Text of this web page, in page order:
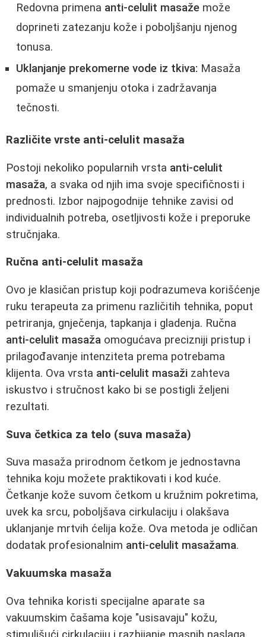
Redovna primena anti-celulit masaže može
doprineti zatezanju kože i poboljšanju njenog
tonusa.
Uklanjanje prekomerne vode iz tkiva: Masaža
pomaže u smanjenju otoka i zadržavanja
tečnosti.
Različite vrste anti-celulit masaža
Postoji nekoliko popularnih vrsta anti-celulit
masaža, a svaka od njih ima svoje specifičnosti i
prednosti. Izbor najpogodnije tehnike zavisi od
individualnih potreba, osetljivosti kože i preporuke
stručnjaka.
Ručna anti-celulit masaža
Ovo je klasičan pristup koji podrazumeva korišćenje
ruku terapeuta za primenu različitih tehnika, poput
petriranja, gnječenja, tapkanja i gladenja. Ručna
anti-celulit masaža omogućava precizniji pristup i
prilagođavanje intenziteta prema potrebama
klijenta. Ova vrsta anti-celulit masaži zahteva
iskustvo i stručnost kako bi se postigli željeni
rezultati.
Suva četkica za telo (suva masaža)
Suva masaža prirodnom četkom je jednostavna
tehnika koju možete praktikovati i kod kuće.
Četkanje kože suvom četkom u kružnim pokretima,
uvek ka srcu, poboljšava cirkulaciju i olakšava
uklanjanje mrtvih ćelija kože. Ova metoda je odličan
dodatak profesionalnim anti-celulit masažama.
Vakuumska masaža
Ova tehnika koristi specijalne aparate sa
vakuumskim čašama koje "usisavaju" kožu,